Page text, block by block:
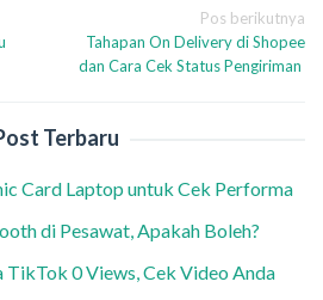
Pos berikutnya
Tahapan On Delivery di Shopee
dan Cara Cek Status Pengiriman
Terbaru
Card Laptop untuk Cek Performa
di Pesawat, Apakah Boleh?
TikTok 0 Views, Cek Video Anda